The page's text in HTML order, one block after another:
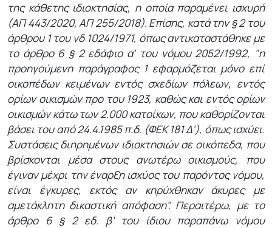
της κάθετης ιδιοκτησίας, η οποία παραμένει ισχυρή
(ΑΠ 443/2020, ΑΠ 255/2018). Επίσης, κατά την § 2 του
άρθρου 1 του νδ 1024/1971, όπως αντικαταστάθηκε με
το άρθρο 6 § 2 εδάφιο α' του νόμου 2052/1992, "η
προηγούμενη παράγραφος 1 εφαρμόζεται μόνο επί
οικοπέδων κειμένων εντός σχεδίων πόλεων, εντός
ορίων οικισμών προ του 1923, καθώς και εντός ορίων
οικισμών κάτω των 2.000 κατοίκων, που καθορίζονται
βάσει του από 24.4.1985 π.δ. (ΦΕΚ 181 Δ'), όπως ισχύει.
Συστάσεις διηρημένων ιδιοκτησιών σε οικόπεδα, που
βρίσκονται μέσα στους ανωτέρω οικισμούς, που
έγιναν μέχρι την έναρξη ισχύος του παρόντος νόμου,
είναι έγκυρες, εκτός αν κηρύχθηκαν άκυρες με
αμετάκλητη δικαστική απόφαση". Περαιτέρω, με το
άρθρο 6 § 2 εδ. β' του ίδιου παραπάνω νόμου